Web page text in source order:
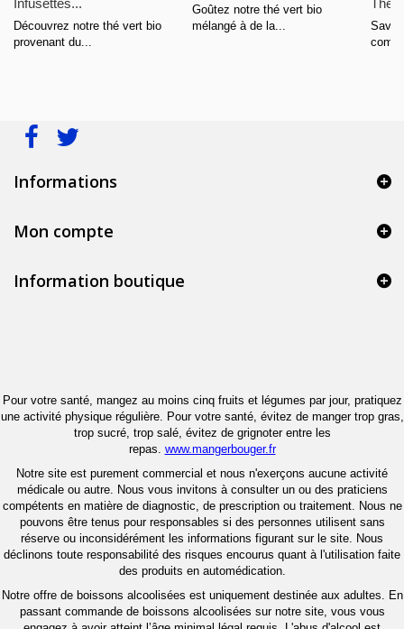
Infusettes...
Découvrez notre thé vert bio
provenant du...
Goûtez notre thé vert bio
mélangé à de la...
Thé
Informations
Mon compte
Information boutique
Pour votre santé, mangez au moins cinq fruits et légumes par jour, pratiquez
une activité physique régulière. Pour votre santé, évitez de manger trop gras,
trop sucré, trop salé, évitez de grignoter entre les
repas. www.mangerbouger.fr
Notre site est purement commercial et nous n'exerçons aucune activité
médicale ou autre. Nous vous invitons à consulter un ou des praticiens
compétents en matière de diagnostic, de prescription ou traitement. Nous ne
pouvons être tenus pour responsables si des personnes utilisent sans
réserve ou inconsidérément les informations figurant sur le site. Nous
déclinons toute responsabilité des risques encourus quant à l'utilisation faite
des produits en automédication.
Notre offre de boissons alcoolisées est uniquement destinée aux adultes. En
passant commande de boissons alcoolisées sur notre site, vous vous